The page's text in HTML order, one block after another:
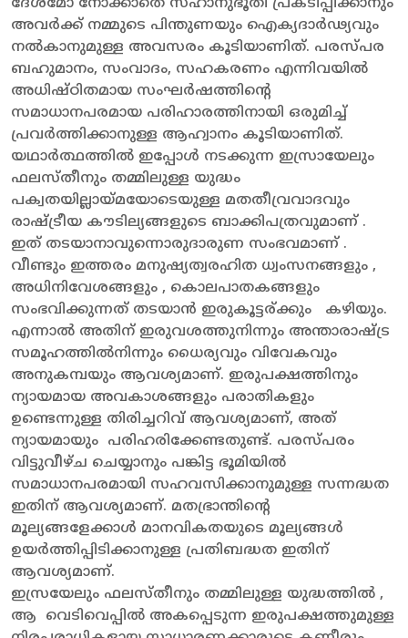
അവർക്ക് നമ്മുടെ പിന്തുണയും ഐക്യദാർഢ്യവും
നൽകാനുമുള്ള അവസരം കൂടിയാണിത്. പരസ്പര
ബഹുമാനം, സംവാദം, സഹകരണം എന്നിവയിൽ
അധിഷ്ഠിതമായ സംഘർഷത്തിന്റെ
സമാധാനപരമായ പരിഹാരത്തിനായി ഒരുമിച്ച്
പ്രവർത്തിക്കാനുള്ള ആഹ്വാനം കൂടിയാണിത്.
യഥാർത്ഥത്തിൽ ഇപ്പോൾ നടക്കുന്ന ഇസ്രായേലും
ഫലസ്തീനും തമ്മിലുള്ള യുദ്ധം
പക്വതയില്ലായ്മയോടെയുള്ള മതതീവ്രവാദവും
രാഷ്ട്രീയ കൗടില്യങ്ങളുടെ ബാക്കിപത്രവുമാണ് .
ഇത് തടയാനാവുന്നൊരുദാരുണ സംഭവമാണ് .
വീണ്ടും ഇത്തരം മനുഷ്യത്വരഹിത ധ്വംസനങ്ങളും ,
അധിനിവേശങ്ങളും , കൊലപാതകങ്ങളും
സംഭവിക്കുന്നത് തടയാൻ ഇരുകൂട്ടര്ക്കും കഴിയും.
എന്നാൽ അതിന് ഇരുവശത്തുനിന്നും അന്താരാഷ്ട്ര
സമൂഹത്തിൽനിന്നും ധൈര്യവും വിവേകവും
അനുകമ്പയും ആവശ്യമാണ്. ഇരുപക്ഷത്തിനും
ന്യായമായ അവകാശങ്ങളും പരാതികളും
ഉണ്ടെന്നുള്ള തിരിച്ചറിവ് ആവശ്യമാണ്, അത്
ന്യായമായും പരിഹരിക്കേണ്ടതുണ്ട്. പരസ്പരം
വിട്ടുവീഴ്ച ചെയ്യാനും പങ്കിട്ട ഭൂമിയിൽ
സമാധാനപരമായി സഹവസിക്കാനുമുള്ള സന്നദ്ധത
ഇതിന് ആവശ്യമാണ്. മതഭ്രാന്തിന്റെ
മൂല്യങ്ങളേക്കാൾ മാനവികതയുടെ മൂല്യങ്ങൾ
ഉയർത്തിപ്പിടിക്കാനുള്ള പ്രതിബദ്ധത ഇതിന്
ആവശ്യമാണ്.
ഇസ്രയേലും ഫലസ്തീനും തമ്മിലുള്ള യുദ്ധത്തിൽ ,
ആ വെടിവെപ്പിൽ അകപ്പെടുന്ന ഇരുപക്ഷത്തുമുള്ള